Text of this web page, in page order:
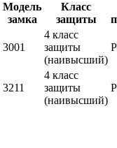
Модель
замка
Класс
защиты
3001
4 класс
защиты
(наивысший)
3211
4 класс
защиты
(наивысший)